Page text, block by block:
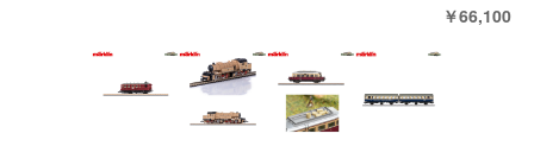
￥66,100